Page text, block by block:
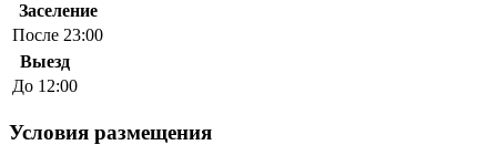
Заселение
После 23:00
Выезд
До 12:00
Условия размещения